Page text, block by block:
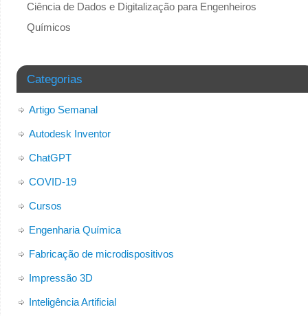
Ciência de Dados e Digitalização para Engenheiros
Químicos
Categorias
Artigo Semanal
Autodesk Inventor
ChatGPT
COVID-19
Cursos
Engenharia Química
Fabricação de microdispositivos
Impressão 3D
Inteligência Artificial